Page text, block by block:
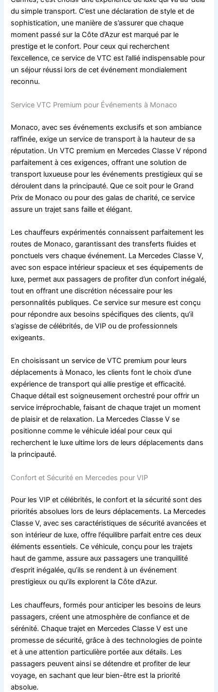
du simple transport. C’est une déclaration de style et de
sophistication, une manière de s’assurer que chaque
moment passé sur la Côte d’Azur est marqué par le
prestige et le confort. Pour ceux qui recherchent
l’excellence, ce service de VTC est l’allié indispensable pour
un séjour réussi lors de cet événement mondialement
reconnu.
Service VTC Premium pour Événements à Monaco
Monaco, avec ses événements exclusifs et son ambiance
raffinée, exige un service de transport à la hauteur de sa
réputation. Un VTC premium en Mercedes Classe V répond
parfaitement à ces exigences, offrant une solution de
transport luxueuse pour les événements prestigieux qui se
déroulent dans la principauté. Que ce soit pour le Grand
Prix de Monaco ou pour des galas de charité, ce service
assure un trajet sans faille et élégant.
Les chauffeurs expérimentés connaissent parfaitement les
routes de Monaco, garantissant des transferts fluides et
ponctuels vers chaque événement. La Mercedes Classe V,
avec son espace intérieur spacieux et ses équipements de
luxe, permet aux passagers de profiter d’un confort inégalé,
tout en offrant une discrétion nécessaire pour les
personnalités publiques. Ce service sur mesure est conçu
pour répondre aux besoins spécifiques des clients, qu’il
s’agisse de célébrités, de VIP ou de professionnels
exigeants.
En choisissant un service de VTC premium pour leurs
déplacements à Monaco, les clients font le choix d’une
expérience de transport qui allie prestige et efficacité.
Chaque détail est soigneusement orchestré pour offrir un
service irréprochable, faisant de chaque trajet un moment
de plaisir et de relaxation. La Mercedes Classe V se
positionne comme le véhicule idéal pour ceux qui
recherchent le luxe ultime lors de leurs déplacements dans
la principauté.
Confort et Sécurité en Mercedes pour VIP
Pour les VIP et célébrités, le confort et la sécurité sont des
priorités absolues lors de leurs déplacements. La Mercedes
Classe V, avec ses caractéristiques de sécurité avancées et
son intérieur de luxe, offre l’équilibre parfait entre ces deux
éléments essentiels. Ce véhicule, conçu pour les trajets
haut de gamme, assure aux passagers une tranquillité
d’esprit inégalée, qu’ils se rendent à un événement
prestigieux ou qu’ils explorent la Côte d’Azur.
Les chauffeurs, formés pour anticiper les besoins de leurs
passagers, créent une atmosphère de confiance et de
sérénité. Chaque trajet en Mercedes Classe V est une
promesse de sécurité, grâce à des technologies de pointe
et à une attention particulière portée aux détails. Les
passagers peuvent ainsi se détendre et profiter de leur
voyage, en sachant que leur bien-être est la priorité
absolue.